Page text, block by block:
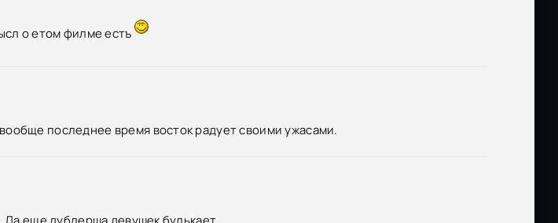
о етом филме естъ
последнее время восток радует своими ужасами.